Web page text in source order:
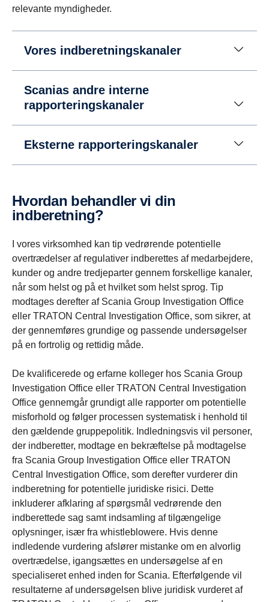
relevante myndigheder.
Vores indberetningskanaler
Scanias andre interne
rapporteringskanaler
Eksterne rapporteringskanaler
Hvordan behandler vi din
indberetning?
I vores virksomhed kan tip vedrørende potentielle
overtrædelser af regulativer indberettes af medarbejdere,
kunder og andre tredjeparter gennem forskellige kanaler,
når som helst og på et hvilket som helst sprog. Tip
modtages derefter af Scania Group Investigation Office
eller TRATON Central Investigation Office, som sikrer, at
der gennemføres grundige og passende undersøgelser
på en fortrolig og rettidig måde.
De kvalificerede og erfarne kolleger hos Scania Group
Investigation Office eller TRATON Central Investigation
Office gennemgår grundigt alle rapporter om potentielle
misforhold og følger processen systematisk i henhold til
den gældende gruppepolitik. Indledningsvis vil personer,
der indberetter, modtage en bekræftelse på modtagelse
fra Scania Group Investigation Office eller TRATON
Central Investigation Office, som derefter vurderer din
indberetning for potentielle juridiske risici. Dette
inkluderer afklaring af spørgsmål vedrørende den
indberettede sag samt indsamling af tilgængelige
oplysninger, især fra whistleblowere. Hvis denne
indledende vurdering afslører mistanke om en alvorlig
overtrædelse, igangsættes en undersøgelse af en
specialiseret enhed inden for Scania. Efterfølgende vil
resultaterne af undersøgelsen blive juridisk vurderet af